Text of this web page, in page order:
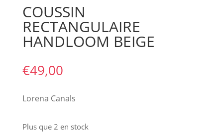
COUSSIN
RECTANGULAIRE
HANDLOOM BEIGE
€49,00
Lorena Canals
Plus que 2 en stock